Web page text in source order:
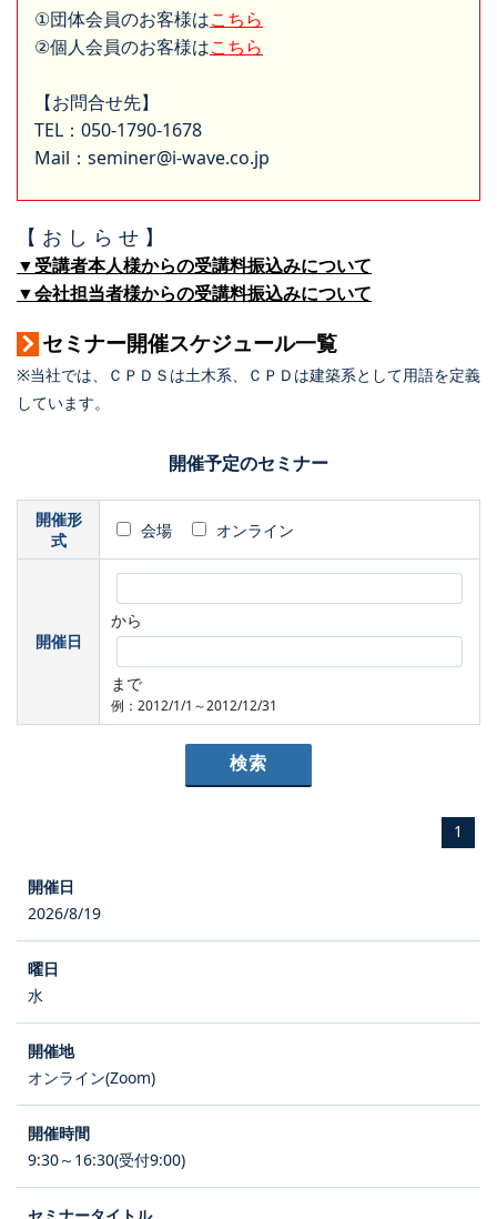
①団体会員のお客様はこちら
②個人会員のお客様はこちら
【お問合せ先】
TEL：050-1790-1678
Mail：seminer@i-wave.co.jp
【 お し ら せ 】
▼受講者本人様からの受講料振込みについて
▼会社担当者様からの受講料振込みについて
セミナー開催スケジュール一覧
※当社では、ＣＰＤＳは土木系、ＣＰＤは建築系として用語を定義
しています。
開催予定のセミナー
開催形
式
会場 オンライン
開催日
から
まで
例：2012/1/1～2012/12/31
1
2026/8/19
水
オンライン(Zoom)
9:30～16:30(受付9:00)